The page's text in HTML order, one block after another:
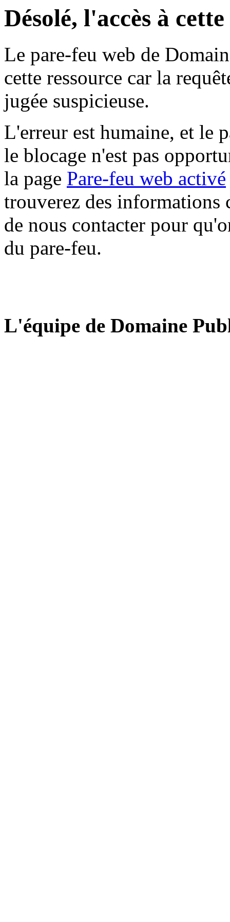
Désolé, l'accès à
Le pare-feu web de
cette ressource car la
jugée suspicieuse.
L'erreur est humaine, et le
le blocage n'est pas
la page Pare-feu web activé
trouverez des informations
de nous contacter pour
du pare-feu.
L'équipe de Domaine